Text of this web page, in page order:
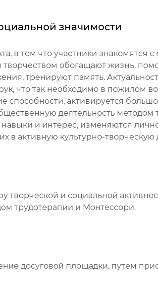
значимости
в том что участники
обогащают жизнь,
тренируют память.
что так необходимо в пожилом
способности, активируется
деятельность методом
навыки и интерес, изменяются
в активную культурно-
творческой и социальной
трудотерапии и Монтессори.
досуговой площадки, путем